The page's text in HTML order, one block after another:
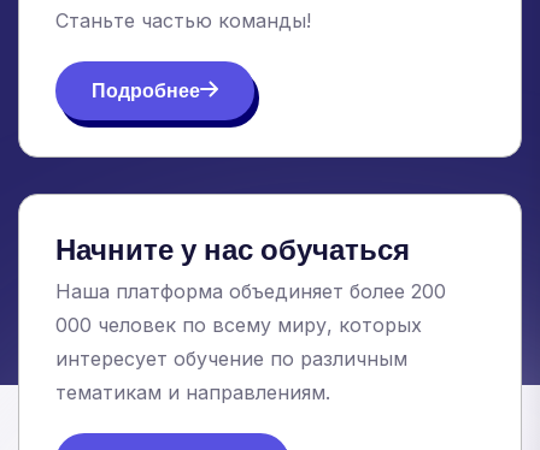
Станьте частью команды!
Подробнее
Начните у нас обучаться
Наша платформа объединяет более 200
000 человек по всему миру, которых
интересует обучение по различным
тематикам и направлениям.